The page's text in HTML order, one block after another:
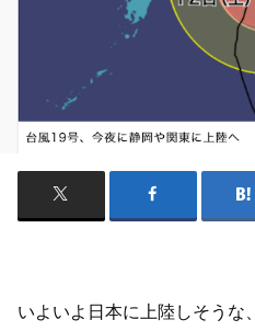
いよいよ日本に上陸しそうな、